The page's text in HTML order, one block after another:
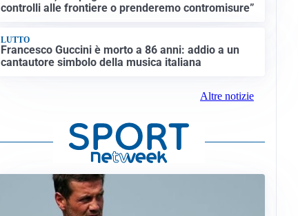
controlli alle frontiere o prenderemo contromisure”
LUTTO
Francesco Guccini è morto a 86 anni: addio a un
cantautore simbolo della musica italiana
Altre notizie